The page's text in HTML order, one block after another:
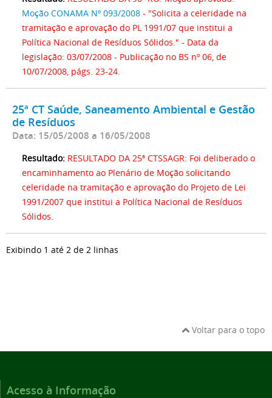
Moção CONAMA Nº 093/2008 - "Solicita a celeridade na
tramitação e aprovação do PL 1991/07 que institui a
Política Nacional de Resíduos Sólidos." - Data da
legislação: 03/07/2008 - Publicação no BS nº 06, de
10/07/2008, págs. 23-24.
25ª CT Saúde, Saneamento Ambiental e Gestão
de Resíduos
Data: 15/05/2008 a 16/05/2008
Resultado: RESULTADO DA 25ª CTSSAGR: Foi deliberado o
encaminhamento ao Plenário de Moção solicitando
celeridade na tramitação e aprovação do Projeto de Lei
1991/2007 que institui a Política Nacional de Resíduos
Sólidos.
Exibindo 1 até 2 de 2 linhas
Voltar para o topo
Acesso à Informação